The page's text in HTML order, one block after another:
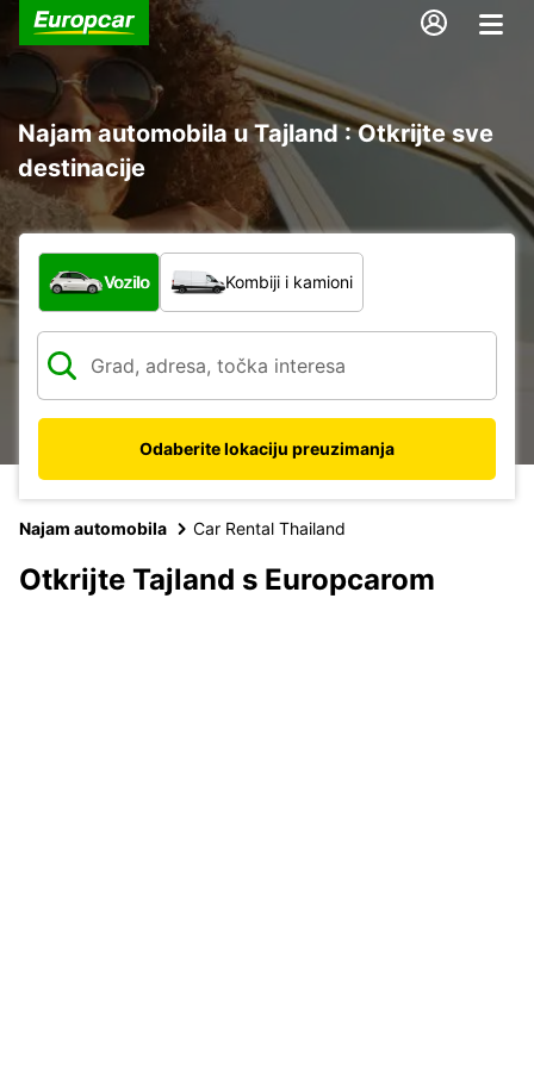
Najam automobila u Tajland : Otkrijte sve
destinacije
Koja vrsta vozila?
Vozilo Kombiji i kamioni
Odaberite lokaciju preuzimanja
Najam automobila Car Rental Thailand
Otkrijte Tajland s Europcarom